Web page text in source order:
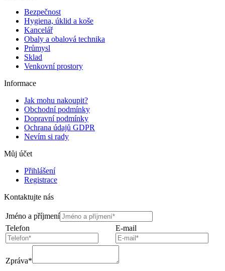
Bezpečnost
Hygiena, úklid a koše
Kancelář
Obaly a obalová technika
Průmysl
Sklad
Venkovní prostory
Informace
Jak mohu nakoupit?
Obchodní podmínky
Dopravní podmínky
Ochrana údajů GDPR
Nevím si rady
Můj účet
Přihlášení
Registrace
Kontaktujte nás
Jméno a příjmení
Telefon
E-mail
Zpráva*